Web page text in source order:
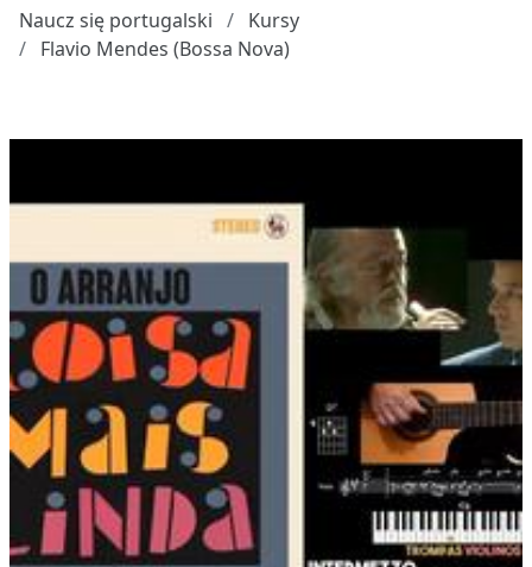
Naucz się portugalski
Kursy
Flavio Mendes (Bossa Nova)